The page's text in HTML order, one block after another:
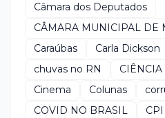
Câmara dos Deputados
CÂMARA MUNICIPAL DE
Caraúbas
Carla Dickson
chuvas no RN
CIÊNCIA
Cinema
Colunas
COVID NO BRASIL